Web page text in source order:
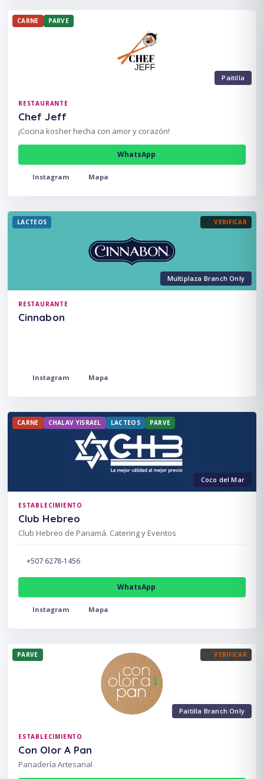
Paitilla
CARNE PARVE
RESTAURANTE
Chef Jeff
¡Cocina kosher hecha con amor y corazón!
WhatsApp
Instagram Mapa
Multiplaza Branch Only
LACTEOS VERIFICAR
RESTAURANTE
Cinnabon
Instagram Mapa
Coco del Mar
CARNE CHALAV YISRAEL LACTEOS PARVE
ESTABLECIMIENTO
Club Hebreo
Club Hebreo de Panamá. Catering y Eventos
+507 6278-1456
WhatsApp
Instagram Mapa
Paitilla Branch Only
PARVE VERIFICAR
ESTABLECIMIENTO
Con Olor A Pan
Panadería Artesanal